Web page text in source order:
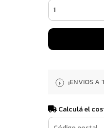
¡ENVIOS A
Calculá el